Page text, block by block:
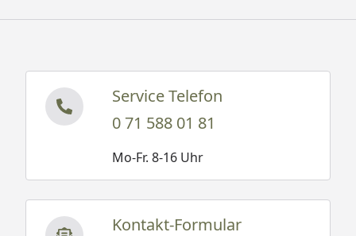
Service Telefon
0 71 588 01 81
Mo-Fr. 8-16 Uhr
Kontakt-Formular